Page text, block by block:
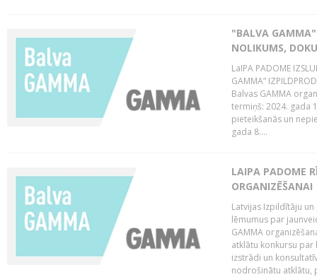
"BALVA GAMMA"
NOLIKUMS,
LaIPA PADOME
GAMMA”
Balvas GAMMA
termiņš: 2024. gada
pieteikšanās un
gada 8....
LAIPA PADOME
ORGANIZĒŠANAI
Latvijas Izpildītāju
lēmumus par
GAMMA
atklātu konkursu par
izstrādi un
nodrošinātu atklātu,